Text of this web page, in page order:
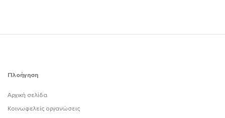
Πλοήγηση
Αρχική σελίδα
Κοινωφελείς οργανώσεις